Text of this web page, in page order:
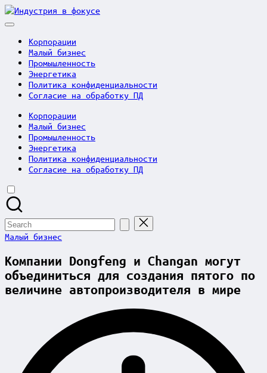
Skip
to
Индустрия
Корпорации
Малый бизнес
Промышленность
Энергетика
Политика конфиденциальности
Согласие на обработку ПД
Корпорации
Малый бизнес
Промышленность
Энергетика
Политика конфиденциальности
Согласие на обработку ПД
Search
for:
Posted
Малый бизнес
Компании Dongfeng и Changan могут
объединиться для создания пятого по
величине автопроизводителя в мире